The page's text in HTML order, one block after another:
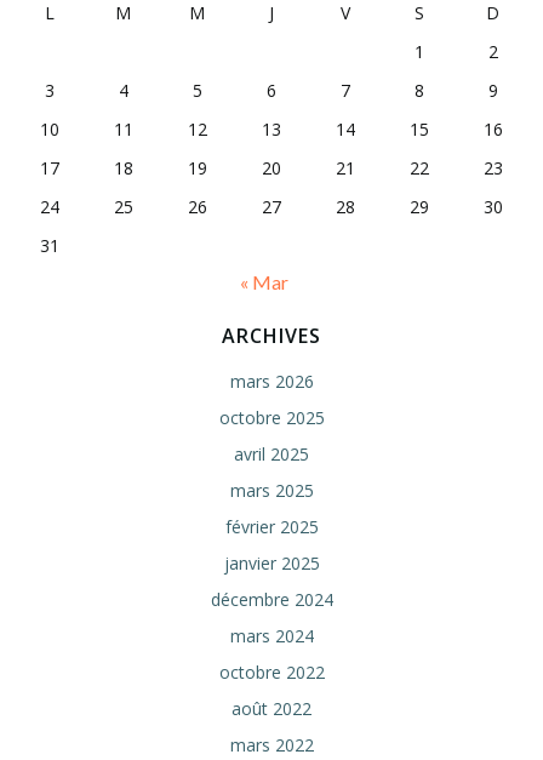
L
M M J V S
D
1
2
3
4 5 6 7 8
9
10
11 12 13 14 15
16
17
18 19 20 21 22
23
24
25 26 27 28 29
30
31
« Mar
ARCHIVES
mars 2026
octobre 2025
avril 2025
mars 2025
février 2025
janvier 2025
décembre 2024
mars 2024
octobre 2022
août 2022
mars 2022